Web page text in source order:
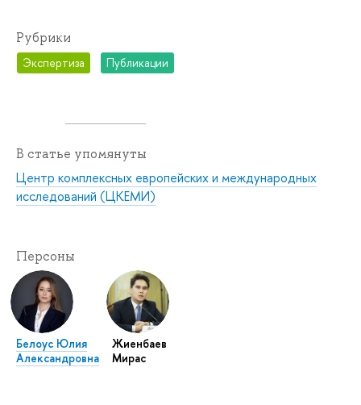
Рубрики
Экспертиза Публикации
В статье упомянуты
Центр комплексных европейских и международных
исследований (ЦКЕМИ)
Персоны
Белоус Юлия
Александровна
Жиенбаев
Мирас